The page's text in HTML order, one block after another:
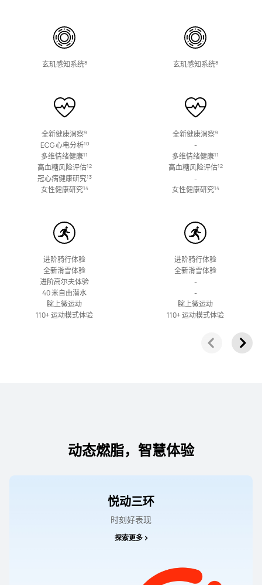
少年儿童系列
华为超新星手表 X1 Pro
购买
华为超新星手表 X1
购买
了解更多
玄玑感知系统8
全新健康洞察9
ECG 心电分析10
多维情绪健康11
高血糖风险评估12
冠心病健康研究13
女性健康研究14
进阶骑行体验
全新滑雪体验
进阶高尔夫体验
40 米自由潜水
腕上微运动
110+ 运动模式体验
玄玑感知系统8
全新健康洞察9
-
多维情绪健康11
高血糖风险评估12
-
女性健康研究14
进阶骑行体验
全新滑雪体验
-
-
腕上微运动
110+ 运动模式体验
动态燃脂，智慧体验
悦动三环
时刻好表现
探索更多